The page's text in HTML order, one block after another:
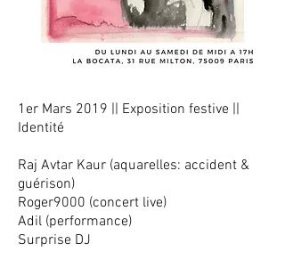
1er Mars 2019 || Exposition festive ||
Identité
Raj Avtar Kaur (aquarelles: accident &
guérison)
Roger9000 (concert live)
Adil (performance)
Surprise DJ